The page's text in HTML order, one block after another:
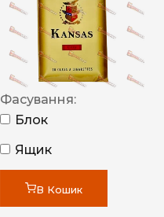
Фасування:
Блок
Ящик
В Кошик